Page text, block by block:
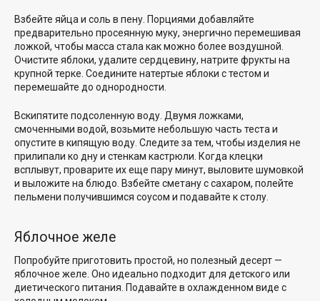
Взбейте яйца и соль в пену. Порциями добавляйте
предварительно просеянную муку, энергично перемешивая
ложкой, чтобы масса стала как можно более воздушной.
Очистите яблоки, удалите сердцевину, натрите фрукты на
крупной терке. Соедините натертые яблоки с тестом и
перемешайте до однородности.
Вскипятите подсоленную воду. Двумя ложками,
смоченными водой, возьмите небольшую часть теста и
опустите в кипящую воду. Следите за тем, чтобы изделия не
прилипали ко дну и стенкам кастрюли. Когда клецки
всплывут, проварите их еще пару минут, выловите шумовкой
и выложите на блюдо. Взбейте сметану с сахаром, полейте
пельмени получившимся соусом и подавайте к столу.
Яблочное желе
Попробуйте приготовить простой, но полезный десерт —
яблочное желе. Оно идеально подходит для детского или
диетического питания. Подавайте в охлажденном виде с